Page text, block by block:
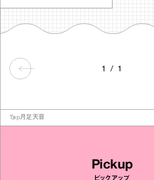
1 / 1
Top月足天音
Pickup
ピックアップ